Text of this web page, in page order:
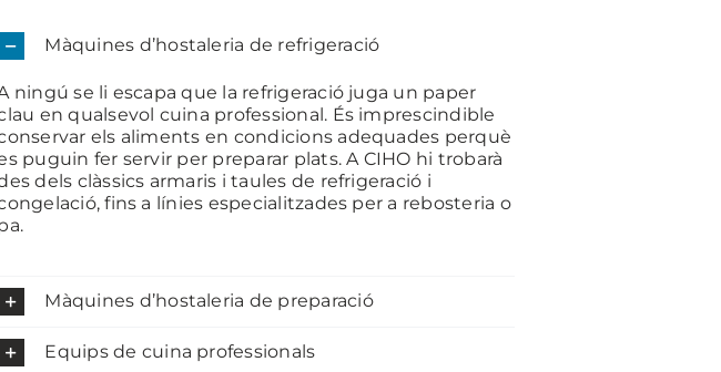
Màquines d’hostaleria de refrigeració
ningú se li escapa que la refrigeració juga un paper
en qualsevol cuina professional. És imprescindible
els aliments en condicions adequades perquè
puguin fer servir per preparar plats. A CIHO hi trobarà
dels clàssics armaris i taules de refrigeració i
fins a línies especialitzades per a rebosteria o
Màquines d’hostaleria de preparació
Equips de cuina professionals